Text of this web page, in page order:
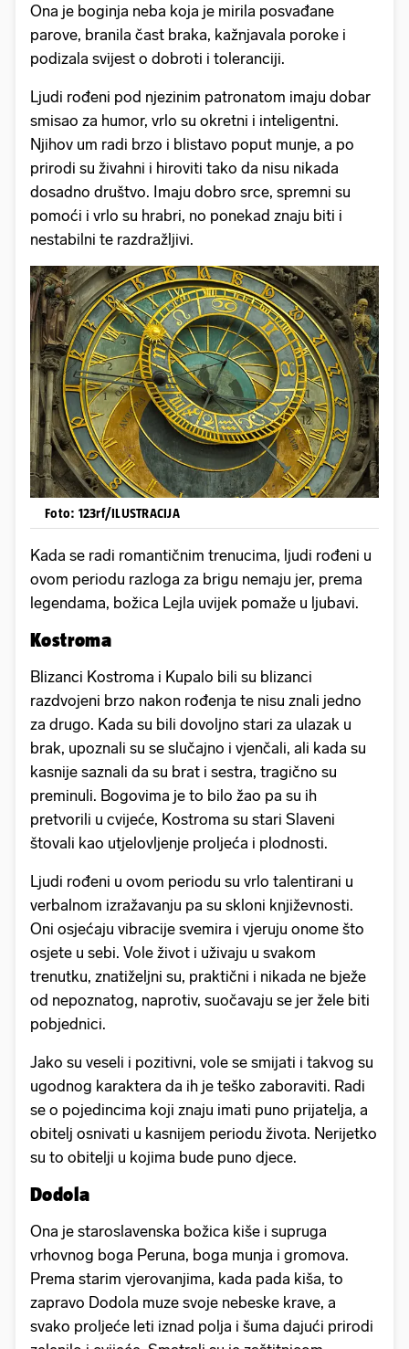
Ona je boginja neba koja je mirila posvađane
parove, branila čast braka, kažnjavala poroke i
podizala svijest o dobroti i toleranciji.
Ljudi rođeni pod njezinim patronatom imaju dobar
smisao za humor, vrlo su okretni i inteligentni.
Njihov um radi brzo i blistavo poput munje, a po
prirodi su živahni i hiroviti tako da nisu nikada
dosadno društvo. Imaju dobro srce, spremni su
pomoći i vrlo su hrabri, no ponekad znaju biti i
nestabilni te razdražljivi.
Foto: 123rf/ILUSTRACIJA
Kada se radi romantičnim trenucima, ljudi rođeni u
ovom periodu razloga za brigu nemaju jer, prema
legendama, božica Lejla uvijek pomaže u ljubavi.
Kostroma
Blizanci Kostroma i Kupalo bili su blizanci
razdvojeni brzo nakon rođenja te nisu znali jedno
za drugo. Kada su bili dovoljno stari za ulazak u
brak, upoznali su se slučajno i vjenčali, ali kada su
kasnije saznali da su brat i sestra, tragično su
preminuli. Bogovima je to bilo žao pa su ih
pretvorili u cvijeće, Kostroma su stari Slaveni
štovali kao utjelovljenje proljeća i plodnosti.
Ljudi rođeni u ovom periodu su vrlo talentirani u
verbalnom izražavanju pa su skloni književnosti.
Oni osjećaju vibracije svemira i vjeruju onome što
osjete u sebi. Vole život i uživaju u svakom
trenutku, znatiželjni su, praktični i nikada ne bježe
od nepoznatog, naprotiv, suočavaju se jer žele biti
pobjednici.
Jako su veseli i pozitivni, vole se smijati i takvog su
ugodnog karaktera da ih je teško zaboraviti. Radi
se o pojedincima koji znaju imati puno prijatelja, a
obitelj osnivati u kasnijem periodu života. Nerijetko
su to obitelji u kojima bude puno djece.
Dodola
Ona je staroslavenska božica kiše i supruga
vrhovnog boga Peruna, boga munja i gromova.
Prema starim vjerovanjima, kada pada kiša, to
zapravo Dodola muze svoje nebeske krave, a
svako proljeće leti iznad polja i šuma dajući prirodi